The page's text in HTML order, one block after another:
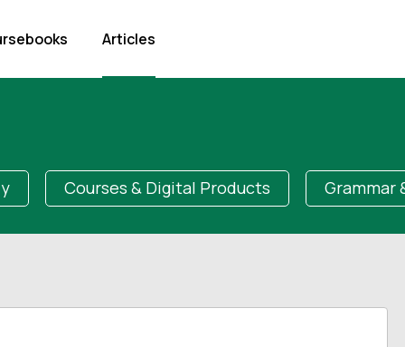
Articles
Courses & Digital Products Grammar